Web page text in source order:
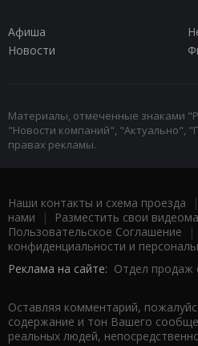
Афиша
Новости
Материалы, отмеченные знаками
"Новости компаний", "Актуально",
правах рекламы.
Наши контакты и схема проезда |
нами | Разместить свои
Пользовательское Соглашение |
конфиденциальности и
Реклама на сайте: Отдел продаж
Оставляя комментарий,
содержание и тон Вашего
реальных людей,